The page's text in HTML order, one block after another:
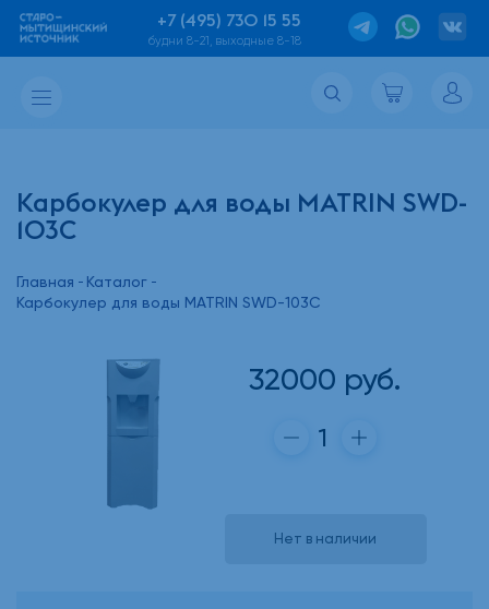
+7 (495) 730 15 55
будни 8-21, выходные 8-18
Карбокулер для воды MATRIN SWD-
103C
Главная
Каталог
Карбокулер для воды MATRIN SWD-103C
32000 руб.
Нет в наличии